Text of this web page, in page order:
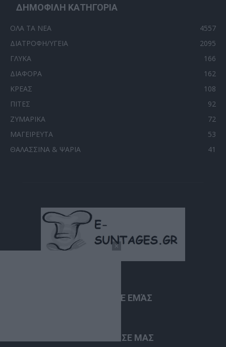
ΔΗΜΟΦΙΛΗ ΚΑΤΗΓΟΡΙΑ
ΟΛΑ ΤΑ ΝΕΑ
4557
ΔΙΑΤΡΟΦΗ/ΥΓΕΙΑ
2095
ΓΛΥΚΑ
166
ΔΙΑΦΟΡΑ
162
ΚΡΕΑΣ
108
ΠΙΤΕΣ
92
ΖΥΜΑΡΙΚΑ
72
ΜΑΓΕΙΡΕΥΤΑ
53
ΘΑΛΑΣΣΙΝΑ & ΨΑΡΙΑ
41
ΣΧΕΤΙΚΆ ΜΕ ΕΜΆΣ
ΑΚΟΛΟΥΘΗΣΕ ΜΑΣ